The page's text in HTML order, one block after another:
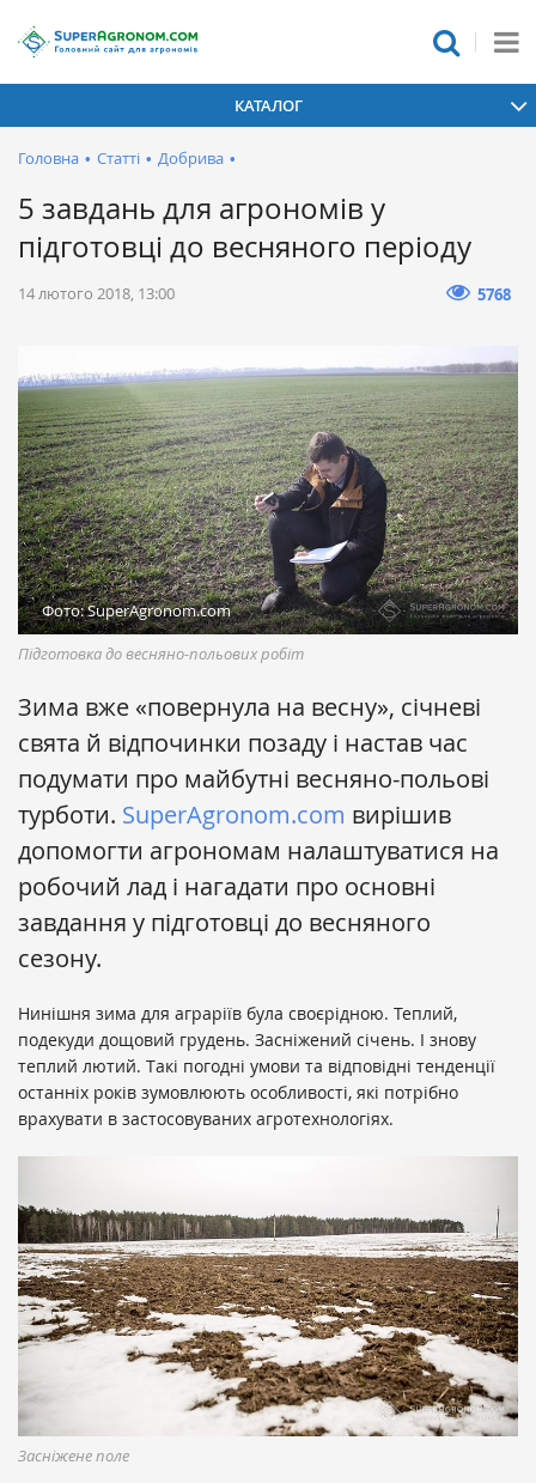
КАТАЛОГ
Головна • Статті • Добрива •
5 завдань для агрономів у
підготовці до весняного періоду
14 лютого 2018, 13:00 5768
Фото: SuperAgronom.com
Підготовка до весняно-польових робіт
Зима вже «повернула на весну», січневі
свята й відпочинки позаду і настав час
подумати про майбутні весняно-польові
турботи. SuperAgronom.com вирішив
допомогти агрономам налаштуватися на
робочий лад і нагадати про основні
завдання у підготовці до весняного
сезону.
Нинішня зима для аграріїв була своєрідною. Теплий,
подекуди дощовий грудень. Засніжений січень. І знову
теплий лютий. Такі погодні умови та відповідні тенденції
останніх років зумовлюють особливості, які потрібно
врахувати в застосовуваних агротехнологіях.
Засніжене поле